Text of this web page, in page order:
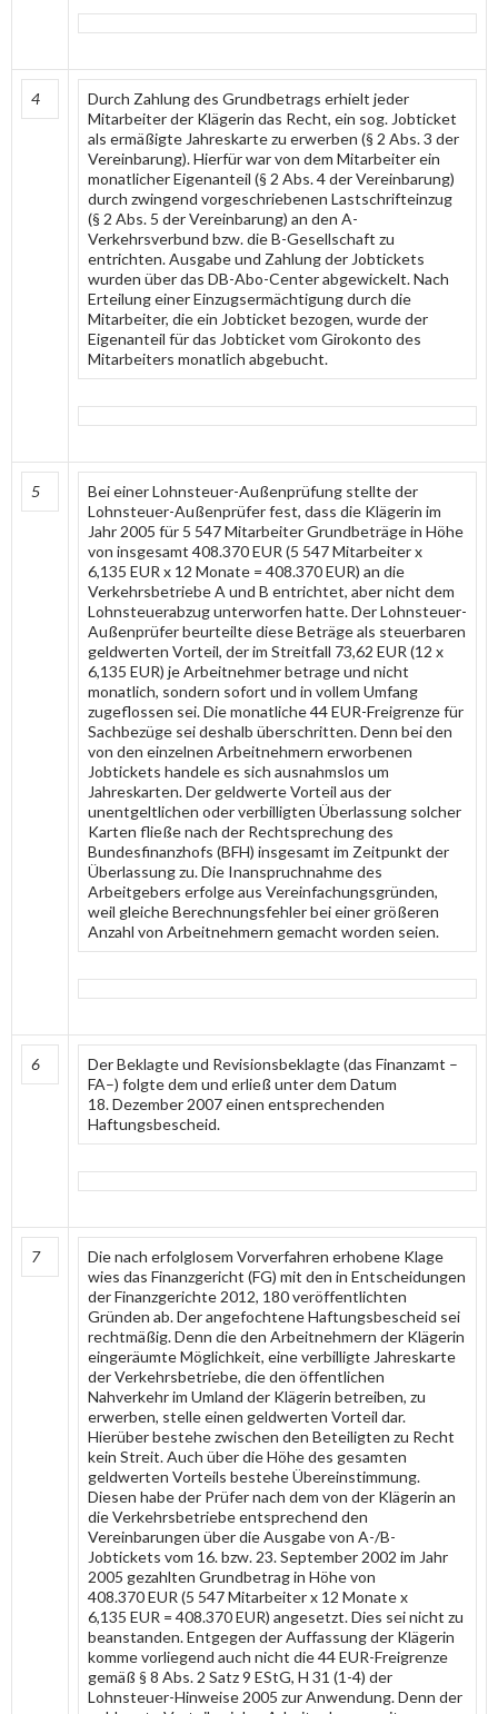
4
Durch Zahlung des Grundbetrags erhielt jeder
Mitarbeiter der Klägerin das Recht, ein sog. Jobticket
als ermäßigte Jahreskarte zu erwerben (§ 2 Abs. 3 der
Vereinbarung). Hierfür war von dem Mitarbeiter ein
monatlicher Eigenanteil (§ 2 Abs. 4 der Vereinbarung)
durch zwingend vorgeschriebenen Lastschrifteinzug
(§ 2 Abs. 5 der Vereinbarung) an den A-
Verkehrsverbund bzw. die B-Gesellschaft zu
entrichten. Ausgabe und Zahlung der Jobtickets
wurden über das DB-Abo-Center abgewickelt. Nach
Erteilung einer Einzugsermächtigung durch die
Mitarbeiter, die ein Jobticket bezogen, wurde der
Eigenanteil für das Jobticket vom Girokonto des
Mitarbeiters monatlich abgebucht.
5
Bei einer Lohnsteuer-Außenprüfung stellte der
Lohnsteuer-Außenprüfer fest, dass die Klägerin im
Jahr 2005 für 5 547 Mitarbeiter Grundbeträge in Höhe
von insgesamt 408.370 EUR (5 547 Mitarbeiter x
6,135 EUR x 12 Monate = 408.370 EUR) an die
Verkehrsbetriebe A und B entrichtet, aber nicht dem
Lohnsteuerabzug unterworfen hatte. Der Lohnsteuer-
Außenprüfer beurteilte diese Beträge als steuerbaren
geldwerten Vorteil, der im Streitfall 73,62 EUR (12 x
6,135 EUR) je Arbeitnehmer betrage und nicht
monatlich, sondern sofort und in vollem Umfang
zugeflossen sei. Die monatliche 44 EUR-Freigrenze für
Sachbezüge sei deshalb überschritten. Denn bei den
von den einzelnen Arbeitnehmern erworbenen
Jobtickets handele es sich ausnahmslos um
Jahreskarten. Der geldwerte Vorteil aus der
unentgeltlichen oder verbilligten Überlassung solcher
Karten fließe nach der Rechtsprechung des
Bundesfinanzhofs (BFH) insgesamt im Zeitpunkt der
Überlassung zu. Die Inanspruchnahme des
Arbeitgebers erfolge aus Vereinfachungsgründen,
weil gleiche Berechnungsfehler bei einer größeren
Anzahl von Arbeitnehmern gemacht worden seien.
6
Der Beklagte und Revisionsbeklagte (das Finanzamt –
FA–) folgte dem und erließ unter dem Datum
18. Dezember 2007 einen entsprechenden
Haftungsbescheid.
7
Die nach erfolglosem Vorverfahren erhobene Klage
wies das Finanzgericht (FG) mit den in Entscheidungen
der Finanzgerichte 2012, 180 veröffentlichten
Gründen ab. Der angefochtene Haftungsbescheid sei
rechtmäßig. Denn die den Arbeitnehmern der Klägerin
eingeräumte Möglichkeit, eine verbilligte Jahreskarte
der Verkehrsbetriebe, die den öffentlichen
Nahverkehr im Umland der Klägerin betreiben, zu
erwerben, stelle einen geldwerten Vorteil dar.
Hierüber bestehe zwischen den Beteiligten zu Recht
kein Streit. Auch über die Höhe des gesamten
geldwerten Vorteils bestehe Übereinstimmung.
Diesen habe der Prüfer nach dem von der Klägerin an
die Verkehrsbetriebe entsprechend den
Vereinbarungen über die Ausgabe von A-/B-
Jobtickets vom 16. bzw. 23. September 2002 im Jahr
2005 gezahlten Grundbetrag in Höhe von
408.370 EUR (5 547 Mitarbeiter x 12 Monate x
6,135 EUR = 408.370 EUR) angesetzt. Dies sei nicht zu
beanstanden. Entgegen der Auffassung der Klägerin
komme vorliegend auch nicht die 44 EUR-Freigrenze
gemäß § 8 Abs. 2 Satz 9 EStG, H 31 (1-4) der
Lohnsteuer-Hinweise 2005 zur Anwendung. Denn der